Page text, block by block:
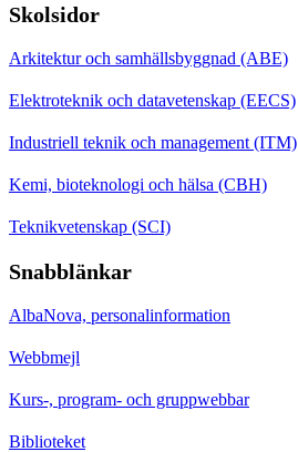
Skolsidor
Arkitektur och samhällsbyggnad (ABE)
Elektroteknik och datavetenskap (EECS)
Industriell teknik och management (ITM)
Kemi, bioteknologi och hälsa (CBH)
Teknikvetenskap (SCI)
Snabblänkar
AlbaNova, personalinformation
Webbmejl
Kurs-, program- och gruppwebbar
Biblioteket